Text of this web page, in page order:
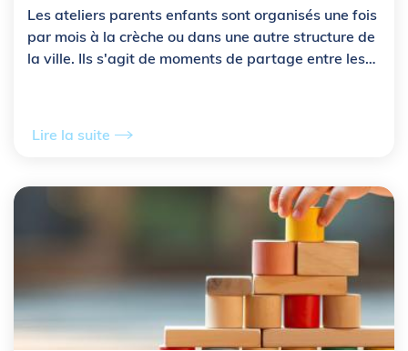
Les ateliers parents enfants sont organisés une fois
par mois à la crèche ou dans une autre structure de
la ville. Ils s'agit de moments de partage entre les
Lire la suite